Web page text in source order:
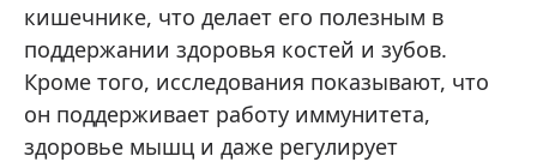
кишечнике, что делает его полезным в
поддержании здоровья костей и зубов.
Кроме того, исследования показывают, что
он поддерживает работу иммунитета,
здоровье мышц и даже регулирует